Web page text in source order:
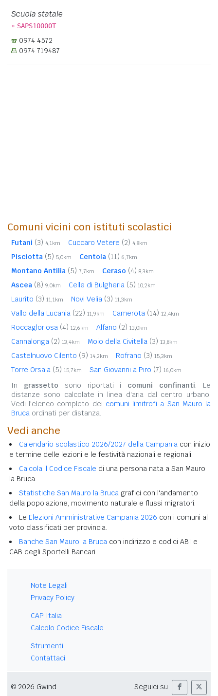
Scuola statale
» SAPS10000T
0974 4572
0974 719487
Comuni vicini con istituti scolastici
Futani (3) 4,1km Cuccaro Vetere (2) 4,8km
Pisciotta (5) 5,0km Centola (11) 6,7km
Montano Antilia (5) 7,7km Ceraso (4) 8,3km
Ascea (8) 9,0km Celle di Bulgheria (5) 10,2km
Laurito (3) 11,1km Novi Velia (3) 11,3km
Vallo della Lucania (22) 11,9km Camerota (14) 12,4km
Roccagloriosa (4) 12,6km Alfano (2) 13,0km
Cannalonga (2) 13,4km Moio della Civitella (3) 13,8km
Castelnuovo Cilento (9) 14,2km Rofrano (3) 15,3km
Torre Orsaia (5) 15,7km San Giovanni a Piro (7) 16,0km
In grassetto sono riportati i comuni confinanti. Le
distanze sono calcolate in linea d'aria dal centro urbano.
Vedi l'elenco completo dei comuni limitrofi a San Mauro la
Bruca ordinati per distanza.
Vedi anche
Calendario scolastico 2026/2027 della Campania con inizio
e termine delle lezioni e le festività nazionali e regionali.
Calcola il Codice Fiscale di una persona nata a San Mauro
la Bruca.
Statistiche San Mauro la Bruca grafici con l'andamento
della popolazione, movimento naturale e flussi migratori.
Le Elezioni Amministrative Campania 2026 con i comuni al
voto classificati per provincia.
Banche San Mauro la Bruca con indirizzo e codici ABI e
CAB degli Sportelli Bancari.
Note Legali
Privacy Policy
CAP Italia
Calcolo Codice Fiscale
Strumenti
Contattaci
© 2026 Gwind Seguici su